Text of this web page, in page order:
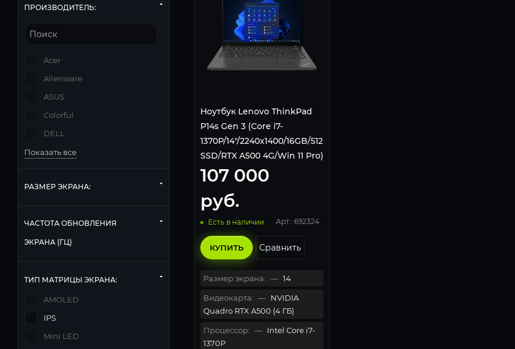
Ноутбук Lenovo ThinkPad
P14s Gen 3 (Core i7-
1370P/14"/2240х1400/16GB/512GB
SSD/RTX A500 4G/Win 11 Pro)
Black
107 000
руб.
Есть в наличии Арт.: 692324
КУПИТЬ Сравнить
Размер экрана: — 14
Видеокарта: — NVIDIA
Quadro RTX A500 (4 ГБ)
Процессор: — Intel Core i7-
1370P
ПРОИЗВОДИТЕЛЬ:
Acer
Alienware
ASUS
Colorful
DELL
Показать все
РАЗМЕР ЭКРАНА:
ЧАСТОТА ОБНОВЛЕНИЯ
ЭКРАНА (ГЦ)
ТИП МАТРИЦЫ ЭКРАНА:
AMOLED
IPS
Mini LED